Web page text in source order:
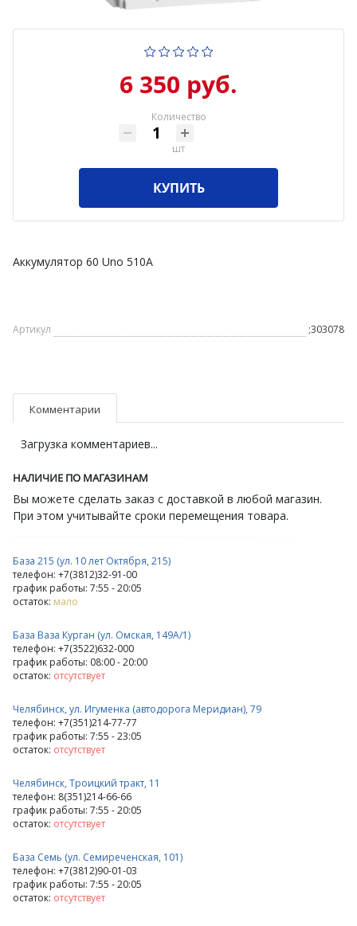
6 350 руб.
Количество
шт
КУПИТЬ
Аккумулятор 60 Uno 510А
Артикул ;303078
Комментарии
Загрузка комментариев...
НАЛИЧИЕ ПО МАГАЗИНАМ
Вы можете сделать заказ с доставкой в любой магазин.
При этом учитывайте сроки перемещения товара.
База 215 (ул. 10 лет Октября, 215)
телефон: +7(3812)32-91-00
график работы: 7:55 - 20:05
остаток: мало
База Ваза Курган (ул. Омская, 149А/1)
телефон: +7(3522)632-000
график работы: 08:00 - 20:00
остаток: отсутствует
Челябинск, ул. Игуменка (автодорога Меридиан), 79
телефон: +7(351)214-77-77
график работы: 7:55 - 23:05
остаток: отсутствует
Челябинск, Троицкий тракт, 11
телефон: 8(351)214-66-66
график работы: 7:55 - 20:05
остаток: отсутствует
База Семь (ул. Семиреченская, 101)
телефон: +7(3812)90-01-03
график работы: 7:55 - 20:05
остаток: отсутствует